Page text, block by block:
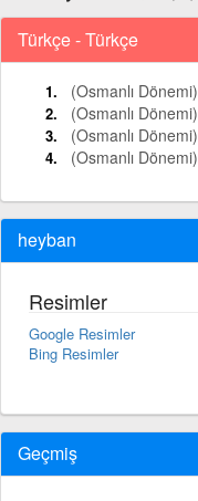
Türkçe - Türkçe
(Osmanlı Dönemi)
(Osmanlı Dönemi)
(Osmanlı Dönemi)
(Osmanlı Dönemi)
heyban
Resimler
Google Resimler
Bing Resimler
Geçmiş